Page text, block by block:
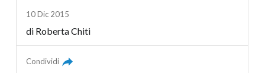
10 Dic 2015
di Roberta Chiti
Condividi